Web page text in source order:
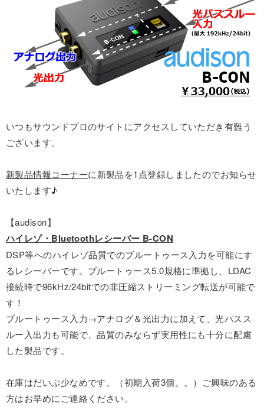
いつもサウンドプロのサイトにアクセスしていただき有難う
ございます。
新製品情報コーナーに新製品を1点登録しましたのでお知らせ
いたします♪
【audison】
ハイレゾ・Bluetoothレシーバー B-CON
DSP等へのハイレゾ品質でのブルートゥース入力を可能にす
るレシーバーです。ブルートゥース5.0規格に準拠し、LDAC
接続時で96kHz/24bitでの非圧縮ストリーミング転送が可能で
す！
ブルートゥース入力→アナログ＆光出力に加えて、光パスス
ルー入出力も可能で、品質のみならず実用性にも十分に配慮
した製品です。
在庫はだいぶ少なめです。（初期入荷3個。。）ご興味のある
方はお早めにご連絡ください。